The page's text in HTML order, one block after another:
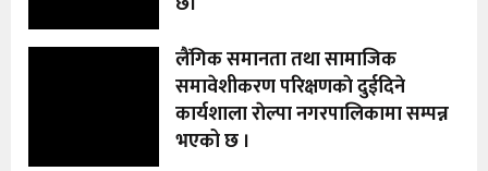
लैंगिक समानता तथा सामाजिक
समावेशीकरण परिक्षणकाे दुईदिने
कार्यशाला राेल्पा नगरपालिकामा सम्पन्न
भएको छ ।